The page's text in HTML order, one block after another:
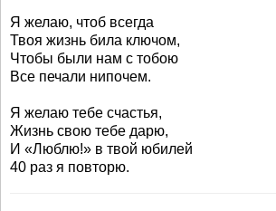
Я желаю, чтоб всегда
Твоя жизнь била ключом,
Чтобы были нам с тобою
Все печали нипочем.
Я желаю тебе счастья,
Жизнь свою тебе дарю,
И «Люблю!» в твой юбилей
40 раз я повторю.